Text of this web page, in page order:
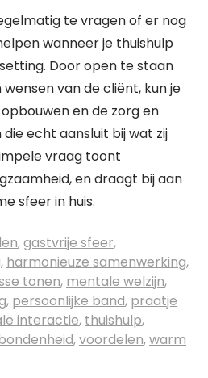
te vragen of er nog
wanneer je thuishulp
Door open te staan
van de cliënt, kun je
en de zorg en
echt aansluit bij wat zij
vraag toont
en draagt bij aan
sfeer in huis.
,gastvrije sfeer,
, harmonieuze samenwerking,
tonen, mentale welzijn,
, persoonlijke band, praatje
interactie, thuishulp,
,voordelen,warm